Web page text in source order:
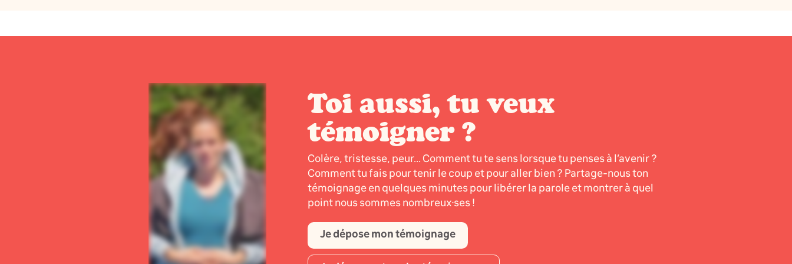
Toi aussi, tu veux
témoigner ?
Colère, tristesse, peur... Comment tu te sens lorsque tu penses à l’avenir ?
Comment tu fais pour tenir le coup et pour aller bien ? Partage-nous ton
témoignage en quelques minutes pour libérer la parole et montrer à quel
point nous sommes nombreux·ses !
Je dépose mon témoignage